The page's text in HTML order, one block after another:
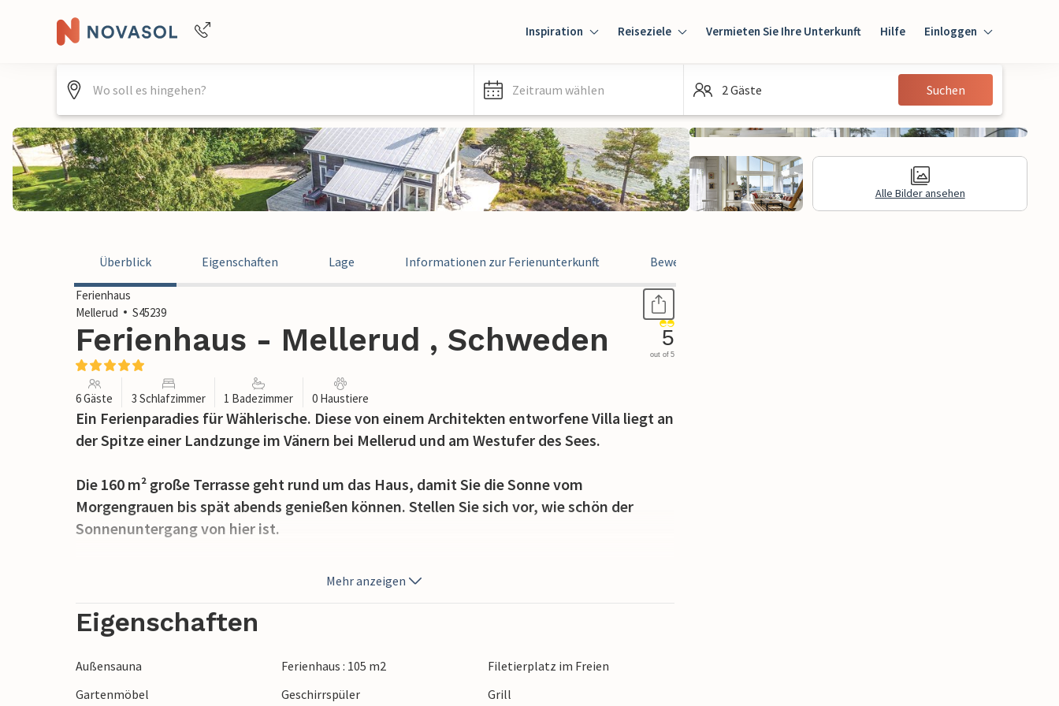
+4940688715475
Inspiration Reiseziele Vermieten Sie Ihre Unterkunft Hilfe Einloggen
Einloggen
Gast
Zeitraum wählen 2 Gäste Suchen
Alle Bilder ansehen
Überblick Eigenschaften Lage Informationen zur Ferienunterkunft Bewertungen
Ferienhaus
Mellerud
S45239
Ferienhaus - Mellerud , Schweden 5
out of 5
6 Gäste 3 Schlafzimmer 1 Badezimmer 0 Haustiere
Ein Ferienparadies für Wählerische. Diese von einem Architekten entworfene Villa liegt an
der Spitze einer Landzunge im Vänern bei Mellerud und am Westufer des Sees.
Die 160 m² große Terrasse geht rund um das Haus, damit Sie die Sonne vom
Morgengrauen bis spät abends genießen können. Stellen Sie sich vor, wie schön der
Sonnenuntergang von hier ist.
In der Umgebung liegen weite Naturgebiete, in denen Sie entspannen und aktiv sein
können. Z. B. auf dem Kroppefjäll, dem südlichsten Naturreservat von Schweden.
Wanderer jeden Alters finden hier passende Pfade und im Winter werden hier
Langlaufloipen gezogen, einige sind sogar mit Flutlicht beleuchtet. Das nahe gelegene
Amål-Skicenter verfügt über 4 Lifte, Schneekanonen und eine Flutlichtanlage.
Mehr anzeigen
Eigenschaften
Außensauna Ferienhaus : 105 m2
Filetierplatz im Freien
Gartenmöbel
Geschirrspüler
Grill